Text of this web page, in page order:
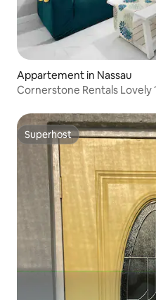
Appartement in Nassau
Cornerstone Rentals Lovely
Superhost
Superhost